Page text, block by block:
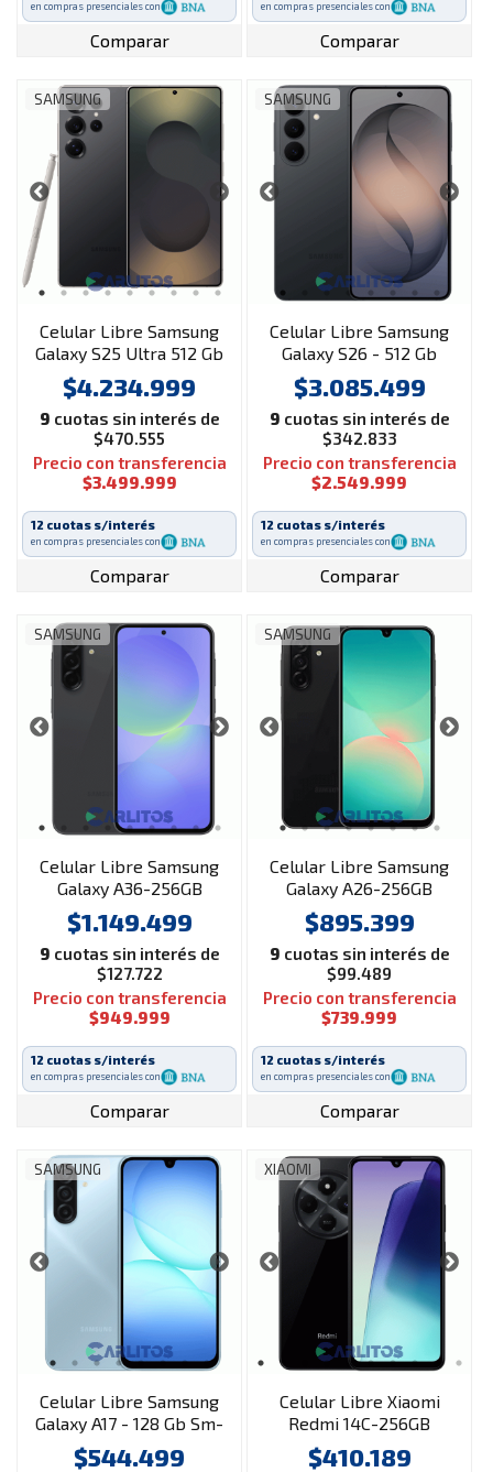
en compras presenciales con
Comparar
en compras presenciales con
Comparar
SAMSUNG
Celular Libre Samsung
Galaxy S25 Ultra 512 Gb
Sm-s938bzkmaro
Negro Titanio
$4.234.999
9 cuotas sin interés de
$470.555
Precio con transferencia
$3.499.999
12 cuotas s/interés
en compras presenciales con
Comparar
SAMSUNG
Celular Libre Samsung
Galaxy S26 - 512 Gb
Sm-s942bzkvaro
Negro
$3.085.499
9 cuotas sin interés de
$342.833
Precio con transferencia
$2.549.999
12 cuotas s/interés
en compras presenciales con
Comparar
SAMSUNG
Celular Libre Samsung
Galaxy A36-256GB
Black
$1.149.499
9 cuotas sin interés de
$127.722
Precio con transferencia
$949.999
12 cuotas s/interés
en compras presenciales con
Comparar
SAMSUNG
Celular Libre Samsung
Galaxy A26-256GB
Negro
$895.399
9 cuotas sin interés de
$99.489
Precio con transferencia
$739.999
12 cuotas s/interés
en compras presenciales con
Comparar
SAMSUNG
Celular Libre Samsung
Galaxy A17 - 128 Gb Sm-
a175flbiaro Light Blue
$544.499
XIAOMI
Celular Libre Xiaomi
Redmi 14C-256GB
Negro
$410.189